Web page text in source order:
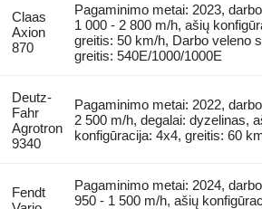
Claas
Axion
870
Pagaminimo metai: 2023,
1 000 - 2 800 m/h, ašių
greitis: 50 km/h, Darbo veleno
greitis: 540E/1000/1000E
Deutz-
Fahr
Agrotron
9340
Pagaminimo metai: 2022,
2 500 m/h, degalai: dyzelinas,
konfigūracija: 4x4, greitis: 60
Fendt
Pagaminimo metai: 2024,
950 - 1 500 m/h, ašių